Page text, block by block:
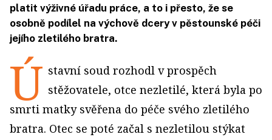
platit výživné úřadu práce, a to i přesto, že se
osobně podílel na výchově dcery v pěstounské péči
jejího zletilého bratra.
Ú stavní soud rozhodl v prospěch
stěžovatele, otce nezletilé, která byla po
smrti matky svěřena do péče svého zletilého
bratra. Otec se poté začal s nezletilou stýkat